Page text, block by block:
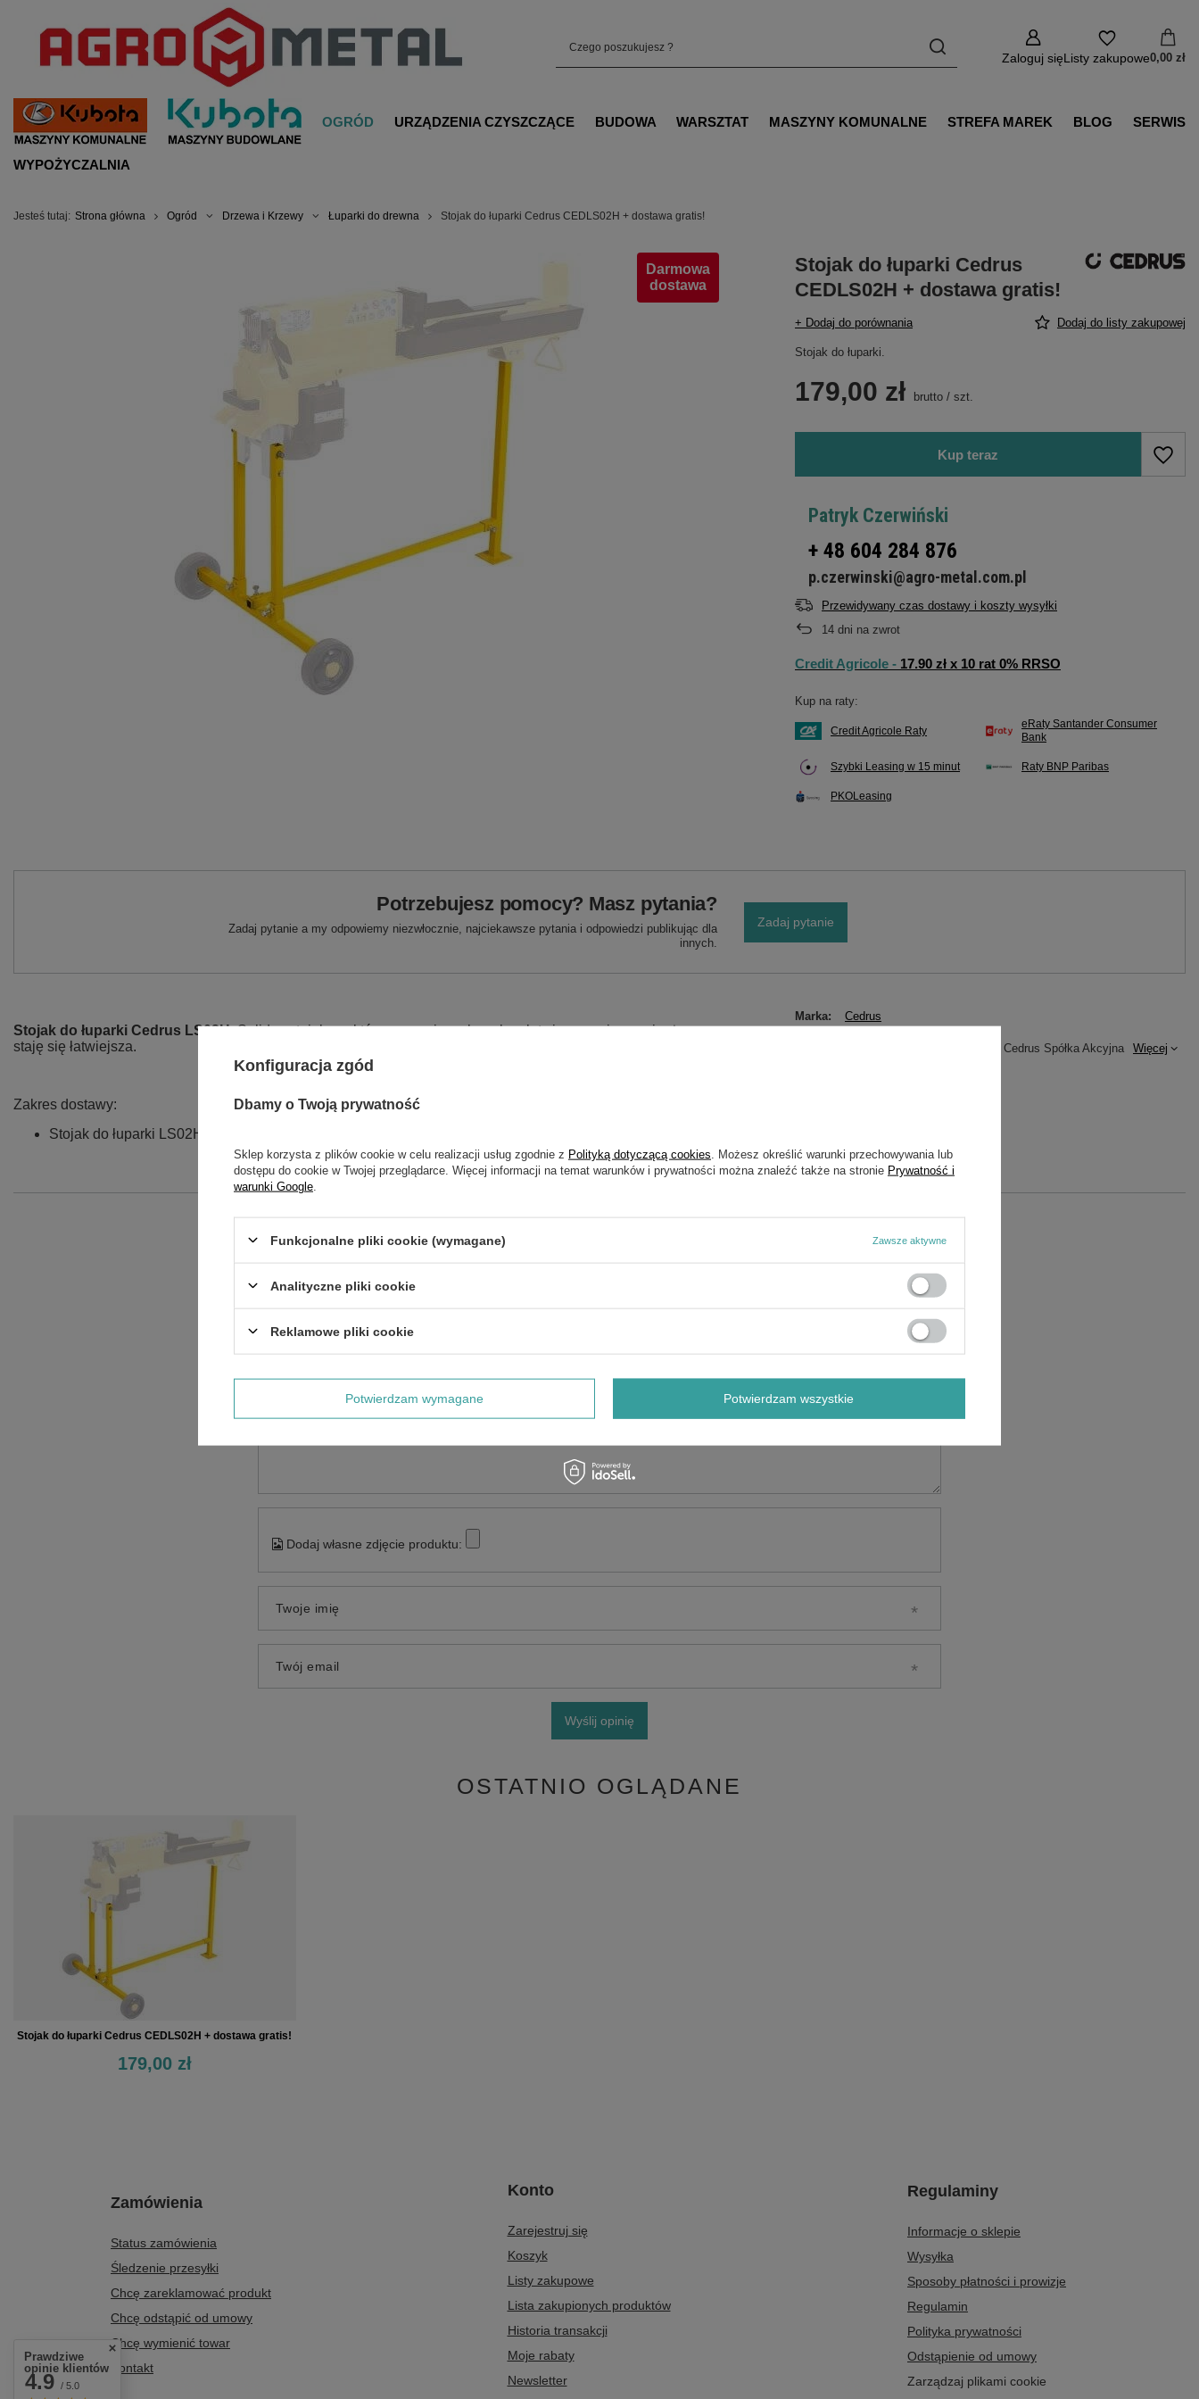
Zaloguj sięListy zakupowe0,00 zł
OGRÓD URZĄDZENIA CZYSZCZĄCE BUDOWA WARSZTAT MASZYNY KOMUNALNE STREFA MAREK BLOG SERWIS
WYPOŻYCZALNIA
Jesteś tutaj: Strona główna Ogród Drzewa i Krzewy Łuparki do drewna Stojak do łuparki Cedrus CEDLS02H + dostawa gratis!
Darmowa
dostawa
Stojak do łuparki Cedrus
CEDLS02H + dostawa gratis!
+ Dodaj do porównania Dodaj do listy zakupowej
Stojak do łuparki.
179,00 zł brutto /szt.
Kup teraz
Patryk Czerwiński
+ 48 604 284 876
p.czerwinski@agro-metal.com.pl
Przewidywany czas dostawy i koszty wysyłki
14 dni na zwrot
Credit Agricole - 17.90 zł x 10 rat 0% RRSO
Kup na raty:
Credit Agricole Raty
eRaty Santander Consumer
Bank
Szybki Leasing w 15 minut Raty BNP Paribas
PKOLeasing
Potrzebujesz pomocy? Masz pytania?
Zadaj pytanie a my odpowiemy niezwłocznie, najciekawsze pytania i odpowiedzi publikując dla
innych.
Zadaj pytanie
Stojak do łuparki Cedrus LS02H.Solidny stojak na, którym mocujemy łuparkę ułatwia pracę i sprawia, że praca
staję się łatwiejsza.
Zakres dostawy:
Stojak do łuparki LS02H
Marka Cedrus
Cedrus Spółka Akcyjna Więcej
Dodaj własne zdjęcie produktu:
Twoje imię
Twój email
Wyślij opinię
OSTATNIO OGLĄDANE
Stojak do łuparki Cedrus CEDLS02H + dostawa gratis!
179,00 zł
Zamówienia
Status zamówienia
Śledzenie przesyłki
Chcę zareklamować produkt
Chcę odstąpić od umowy
Chcę wymienić towar
Kontakt
Konto
Zarejestruj się
Koszyk
Listy zakupowe
Lista zakupionych produktów
Historia transakcji
Moje rabaty
Newsletter
Regulaminy
Informacje o sklepie
Wysyłka
Sposoby płatności i prowizje
Regulamin
Polityka prywatności
Odstąpienie od umowy
Zarządzaj plikami cookie
Prawdziwe
opinie klientów
4.9 / 5.0
Konfiguracja zgód
Dbamy o Twoją prywatność
Sklep korzysta z plików cookie w celu realizacji usług zgodnie z Polityką dotyczącą cookies . Możesz określić warunki przechowywania lub
dostępu do cookie w Twojej przeglądarce. Więcej informacji na temat warunków i prywatności można znaleźć także na stronie Prywatność i
warunki Google
Funkcjonalne pliki cookie (wymagane) Zawsze aktywne
Analityczne pliki cookie
Reklamowe pliki cookie
Potwierdzam wymagane Potwierdzam wszystkie